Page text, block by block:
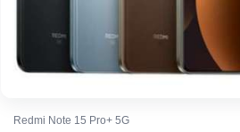
Redmi Note 15 Pro+ 5G